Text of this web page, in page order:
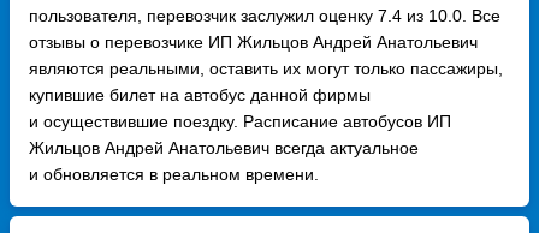
пользователя, перевозчик заслужил оценку 7.4 из 10.0. Все
отзывы о перевозчике ИП Жильцов Андрей Анатольевич
являются реальными, оставить их могут только пассажиры,
купившие билет на автобус данной фирмы
и осуществившие поездку. Расписание автобусов ИП
Жильцов Андрей Анатольевич всегда актуальное
и обновляется в реальном времени.